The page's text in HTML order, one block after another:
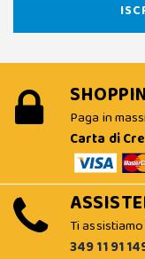
Paga in
Carta di
Ti
349 11 91